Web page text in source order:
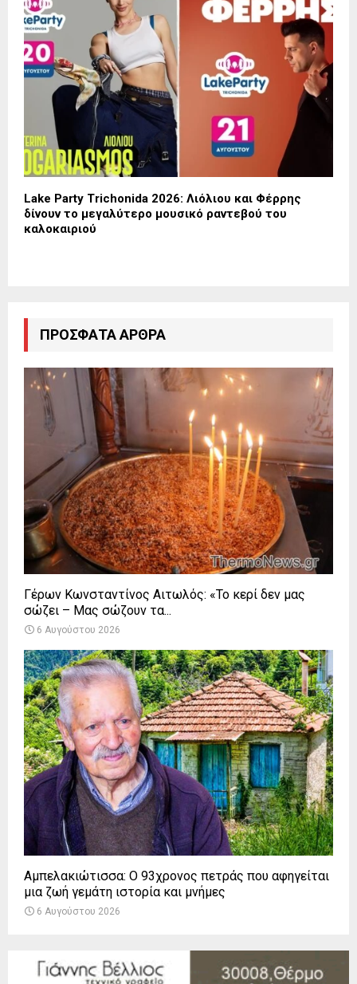
Lake Party Trichonida 2026: Λιόλιου και Φέρρης
δίνουν το μεγαλύτερο μουσικό ραντεβού του
καλοκαιριού
ΠΡΌΣΦΑΤΑ ΆΡΘΡΑ
Γέρων Κωνσταντίνος Αιτωλός: «Το κερί δεν μας
σώζει – Μας σώζουν τα...
6 Αυγούστου 2026
Αμπελακιώτισσα: Ο 93χρονος πετράς που αφηγείται
μια ζωή γεμάτη ιστορία και μνήμες
6 Αυγούστου 2026